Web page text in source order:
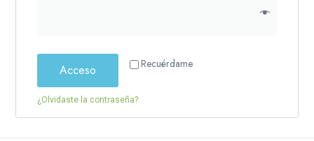
Recuérdame
Acceso
¿Olvidaste la contraseña?